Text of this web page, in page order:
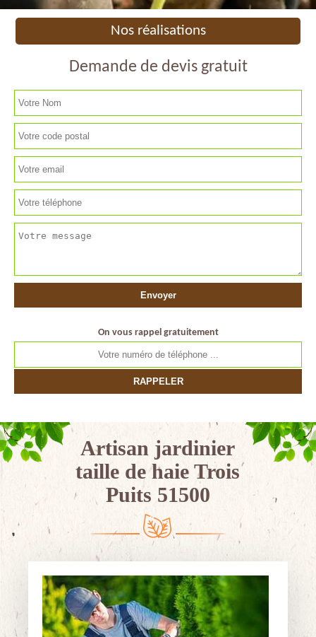
Nos réalisations
Demande de devis gratuit
On vous rappel gratuitement
Artisan jardinier
taille de haie Trois
Puits 51500